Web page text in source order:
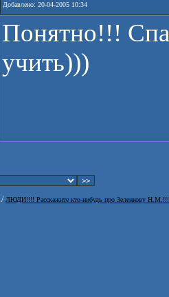
Добавлено: 20-04-2005 10:34
Понятно!!!
учить)))
/ ЛЮДИ!!!! Расскажите кто-нибудь про Зеленкову